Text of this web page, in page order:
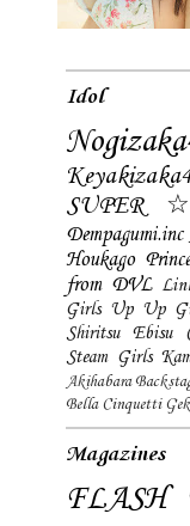
Idol
Dempagumi.inc
Houkago
from DVL
Girls Up Up
Shiritsu Ebisu
Steam Girls
Akihabara
Bella Cinquetti
Magazines
FLASH